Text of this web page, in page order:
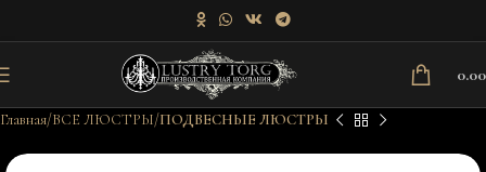
Главная ВСЕ ЛЮСТРЫ ПОДВЕСНЫЕ ЛЮСТРЫ